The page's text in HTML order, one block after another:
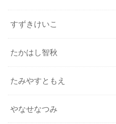
すずきけいこ
たかはし智秋
たみやすともえ
やなせなつみ